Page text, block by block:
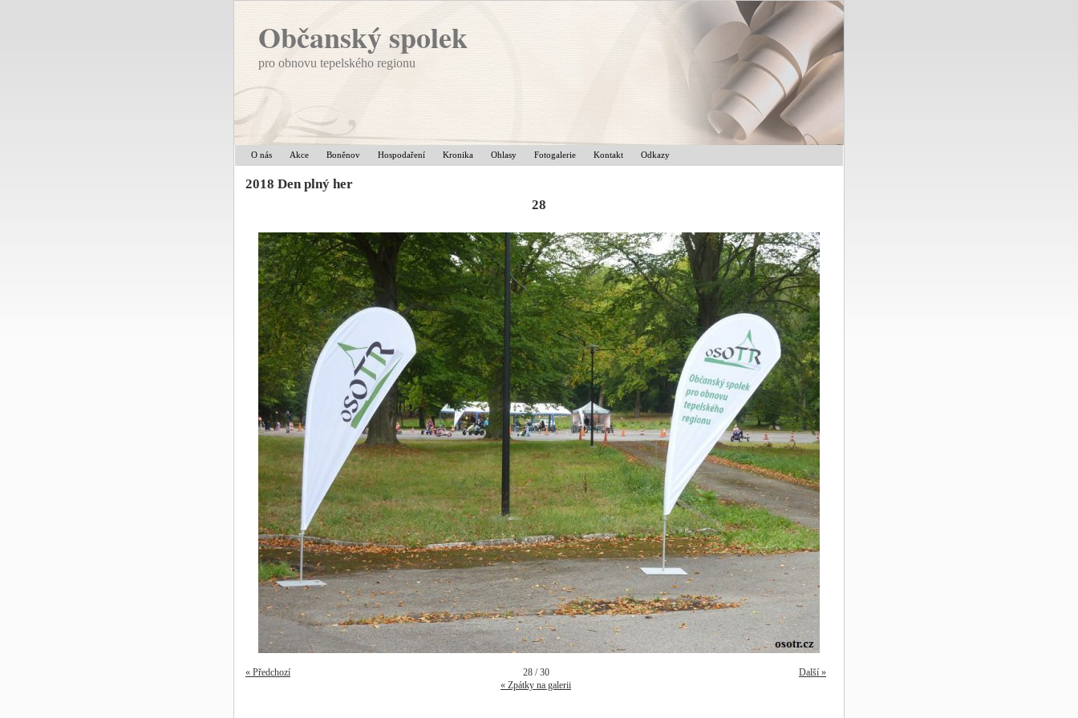
Občanský spolek
pro obnovu tepelského regionu
O nás Akce Boněnov Hospodaření Kronika Ohlasy Fotogalerie Kontakt Odkazy
2018 Den plný her
28
« Předchozí 28 / 30
Další »
« Zpátky na galerii